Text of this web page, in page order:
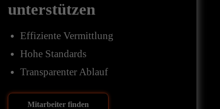
unterstützen
Effiziente Vermittlung
Hohe Standards
Transparenter Ablauf
Mitarbeiter finden